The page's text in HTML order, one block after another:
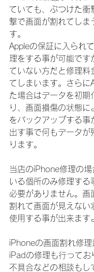
ていても、ぶつけた衝
撃で画面が割れてしま
す。
Appleの保証に入られ
理をする事が可能です
ていない方だと修理料
てしまいます。さらに
た場合はデータを初期
り、画面損傷の状態に
をバックアップする事
出す事で何もデータが
ります。
当店のiPhone修理の場
いる個所のみ修理する
必要がありません。画
割れて画面が見えない
使用する事が出来ます
iPhoneの画面割れ修理
iPadの修理も行ってお
不具合などの相談もし